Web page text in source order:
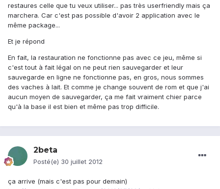
restaures celle que tu veux utiliser... pas très userfriendly mais ça
marchera. Car c'est pas possible d'avoir 2 application avec le
même package...
Et je répond
En fait, la restauration ne fonctionne pas avec ce jeu, même si
c'est tout à fait légal on ne peut rien sauvegarder et leur
sauvegarde en ligne ne fonctionne pas, en gros, nous sommes
des vaches à lait. Et comme je change souvent de rom et que j'ai
aucun moyen de sauvegarder, ça me fait vraiment chier parce
qu'à la base il est bien et même pas trop difficile.
2beta
Posté(e) 30 juillet 2012
ça arrive (mais c'est pas pour demain)